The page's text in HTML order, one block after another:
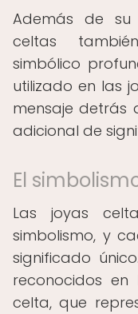
Además de su
celtas
simbólico
utilizado en las
mensaje detrás
adicional de
El
Las joyas
simbolismo, y
significado
reconocidos
celta, que